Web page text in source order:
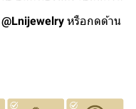
หรือกดด้าน